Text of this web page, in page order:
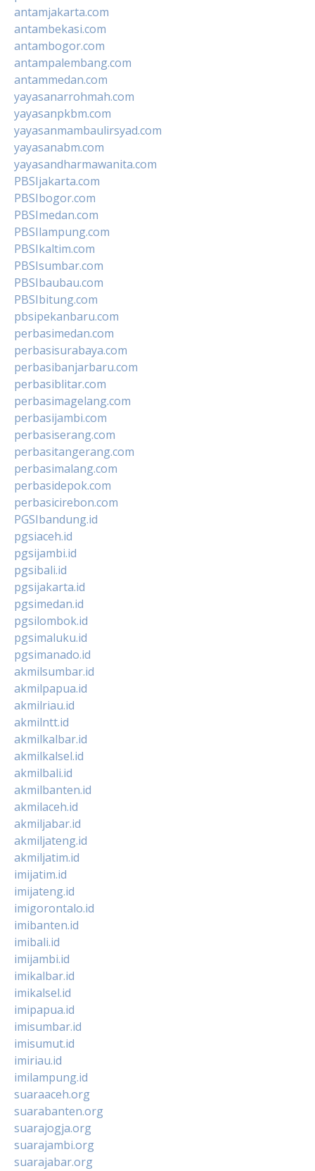
antamjakarta.com
antambekasi.com
antambogor.com
antampalembang.com
antammedan.com
yayasanarrohmah.com
yayasanpkbm.com
yayasanmambaulirsyad.com
yayasanabm.com
yayasandharmawanita.com
PBSIjakarta.com
PBSIbogor.com
PBSImedan.com
PBSIlampung.com
PBSIkaltim.com
PBSIsumbar.com
PBSIbaubau.com
PBSIbitung.com
pbsipekanbaru.com
perbasimedan.com
perbasisurabaya.com
perbasibanjarbaru.com
perbasiblitar.com
perbasimagelang.com
perbasijambi.com
perbasiserang.com
perbasitangerang.com
perbasimalang.com
perbasidepok.com
perbasicirebon.com
PGSIbandung.id
pgsiaceh.id
pgsijambi.id
pgsibali.id
pgsijakarta.id
pgsimedan.id
pgsilombok.id
pgsimaluku.id
pgsimanado.id
akmilsumbar.id
akmilpapua.id
akmilriau.id
akmilntt.id
akmilkalbar.id
akmilkalsel.id
akmilbali.id
akmilbanten.id
akmilaceh.id
akmiljabar.id
akmiljateng.id
akmiljatim.id
imijatim.id
imijateng.id
imigorontalo.id
imibanten.id
imibali.id
imijambi.id
imikalbar.id
imikalsel.id
imipapua.id
imisumbar.id
imisumut.id
imiriau.id
imilampung.id
suaraaceh.org
suarabanten.org
suarajogja.org
suarajambi.org
suarajabar.org